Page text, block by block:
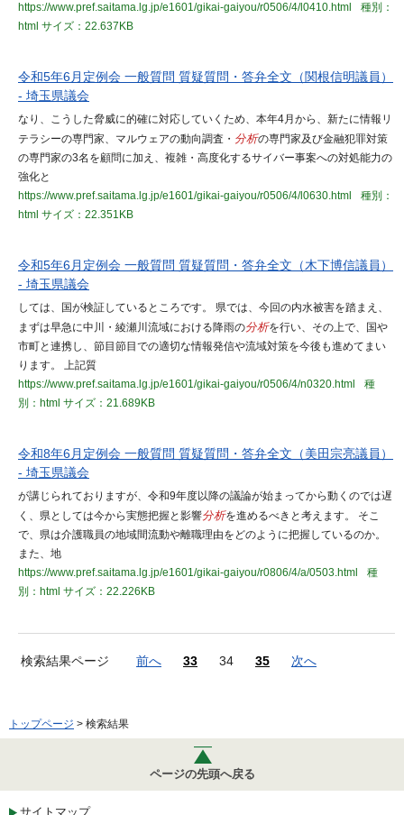
https://www.pref.saitama.lg.jp/e1601/gikai-gaiyou/r0506/4/l0410.html
種別：
html サイズ：22.637KB
令和5年6月定例会 一般質問 質疑質問・答弁全文（関根信明議員）
- 埼玉県議会
なり、こうした脅威に的確に対応していくため、本年4月から、新たに情報リ
テラシーの専門家、マルウェアの動向調査・ 分析の専門家及び金融犯罪対策
の専門家の3名を顧問に加え、複雑・高度化するサイバー事案への対処能力の
強化と
https://www.pref.saitama.lg.jp/e1601/gikai-gaiyou/r0506/4/l0630.html
種別：
html サイズ：22.351KB
令和5年6月定例会 一般質問 質疑質問・答弁全文（木下博信議員）
- 埼玉県議会
しては、国が検証しているところです。 県では、今回の内水被害を踏まえ、
まずは早急に中川・綾瀬川流域における降雨の分析を行い、その上で、国や
市町と連携し、節目節目での適切な情報発信や流域対策を今後も進めてまい
ります。 上記質
https://www.pref.saitama.lg.jp/e1601/gikai-gaiyou/r0506/4/n0320.html
種
別：html サイズ：21.689KB
令和8年6月定例会 一般質問 質疑質問・答弁全文（美田宗亮議員）
- 埼玉県議会
が講じられておりますが、令和9年度以降の議論が始まってから動くのでは遅
く、県としては今から実態把握と影響分析を進めるべきと考えます。 そこ
で、県は介護職員の地域間流動や離職理由をどのように把握しているのか。
また、地
https://www.pref.saitama.lg.jp/e1601/gikai-gaiyou/r0806/4/a/0503.html
種
別：html サイズ：22.226KB
検索結果ページ 前へ 33 34 35 次へ
トップページ > 検索結果
ページの先頭へ戻る
サイトマップ